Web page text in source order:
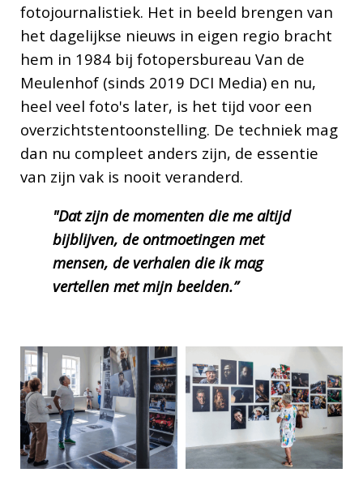
fotojournalistiek. Het in beeld brengen van
het dagelijkse nieuws in eigen regio bracht
hem in 1984 bij fotopersbureau Van de
Meulenhof (sinds 2019 DCI Media) en nu,
heel veel foto's later, is het tijd voor een
overzichtstentoonstelling. De techniek mag
dan nu compleet anders zijn, de essentie
van zijn vak is nooit veranderd.
"Dat zijn de momenten die me altijd
bijblijven, de ontmoetingen met
mensen, de verhalen die ik mag
vertellen met mijn beelden.”